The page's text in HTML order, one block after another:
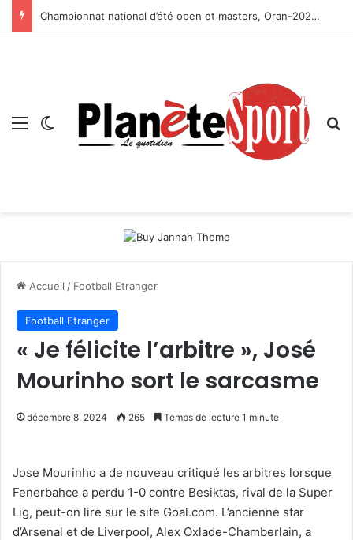
Championnat national d’été open et masters, Oran-2026 — Le CRB s’adjuge le titre
Menu Switch skin
Accueil / Football Etranger
Football Etranger
« Je félicite l’arbitre », José
Mourinho sort le sarcasme
décembre 8, 2024 265 Temps de lecture 1 minute
Jose Mourinho a de nouveau critiqué les arbitres lorsque
Fenerbahce a perdu 1-0 contre Besiktas, rival de la Super
Lig, peut-on lire sur le site Goal.com. L’ancienne star
d’Arsenal et de Liverpool, Alex Oxlade-Chamberlain, a